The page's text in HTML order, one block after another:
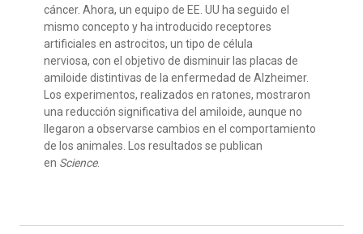
cáncer. Ahora, un equipo de EE. UU ha seguido el
mismo concepto y ha introducido receptores
artificiales en astrocitos, un tipo de célula
nerviosa, con el objetivo de disminuir las placas de
amiloide distintivas de la enfermedad de Alzheimer.
Los experimentos, realizados en ratones, mostraron
una reducción significativa del amiloide, aunque no
llegaron a observarse cambios en el comportamiento
de los animales. Los resultados se publican
en Science.